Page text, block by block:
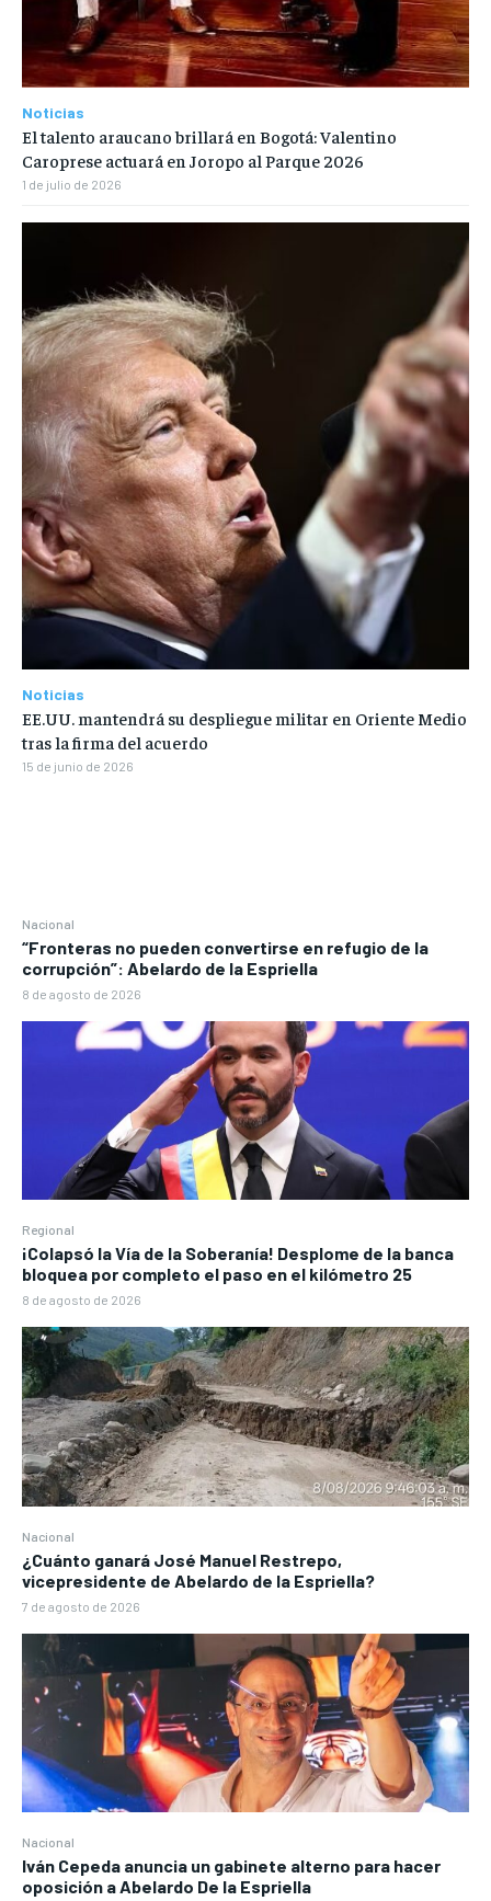
Nacional
“Fronteras no pueden convertirse en refugio de la
corrupción”: Abelardo de la Espriella
8 de agosto de 2026
Regional
¡Colapsó la Vía de la Soberanía! Desplome de la banca
bloquea por completo el paso en el kilómetro 25
8 de agosto de 2026
Nacional
¿Cuánto ganará José Manuel Restrepo,
vicepresidente de Abelardo de la Espriella?
7 de agosto de 2026
Nacional
Iván Cepeda anuncia un gabinete alterno para hacer
oposición a Abelardo De la Espriella
Noticias
El talento araucano brillará en Bogotá: Valentino
Caroprese actuará en Joropo al Parque 2026
1 de julio de 2026
Noticias
EE.UU. mantendrá su despliegue militar en Oriente Medio
tras la firma del acuerdo
15 de junio de 2026